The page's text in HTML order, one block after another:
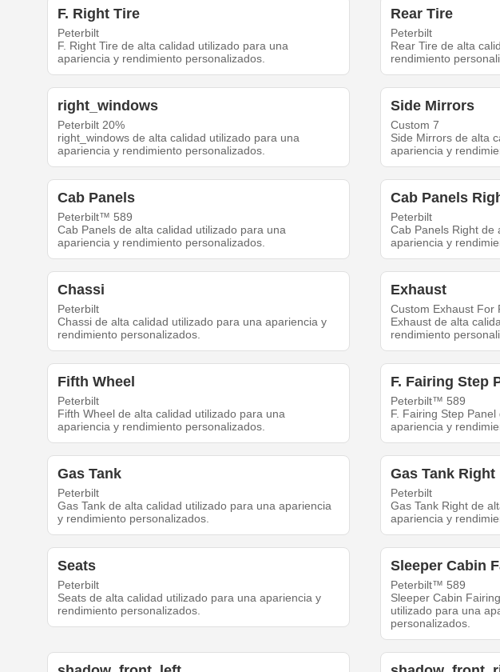
F. Right Tire
Peterbilt
F. Right Tire de alta calidad utilizado para una
apariencia y rendimiento personalizados.
Rear Tire
Peterbilt
Rear Tire de alta
rendimiento
right_windows
Peterbilt 20%
right_windows de alta calidad utilizado para una
apariencia y rendimiento personalizados.
Side Mirrors
Custom 7
Side Mirrors de alta
apariencia y
Cab Panels
Peterbilt™ 589
Cab Panels de alta calidad utilizado para una
apariencia y rendimiento personalizados.
Cab Panels
Peterbilt
Cab Panels Right de
apariencia y
Chassi
Peterbilt
Chassi de alta calidad utilizado para una apariencia y
rendimiento personalizados.
Exhaust
Custom Exhaust For
Exhaust de alta
rendimiento
Fifth Wheel
Peterbilt
Fifth Wheel de alta calidad utilizado para una
apariencia y rendimiento personalizados.
F. Fairing Step
Peterbilt™ 589
F. Fairing Step
apariencia y
Gas Tank
Peterbilt
Gas Tank de alta calidad utilizado para una apariencia
y rendimiento personalizados.
Gas Tank Right
Peterbilt
Gas Tank Right de
apariencia y
Seats
Peterbilt
Seats de alta calidad utilizado para una apariencia y
rendimiento personalizados.
Sleeper Cabin
Peterbilt™ 589
Sleeper Cabin
utilizado para una
personalizados.